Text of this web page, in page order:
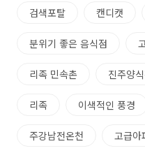
검색포탈 캔디캣
분위기 좋은 음식점
리족 민속촌 진주양
리족 이색적인 풍경
주강남전온천 고급아